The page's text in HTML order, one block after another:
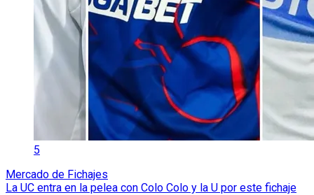
5
Mercado de Fichajes
La UC entra en la pelea con Colo Colo y la U por este fichaje